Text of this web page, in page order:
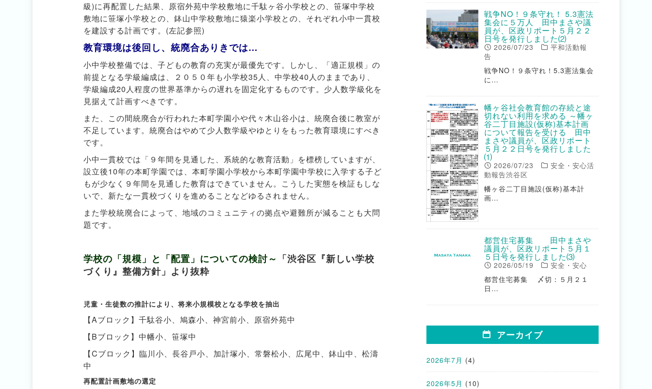
級)に再配置した結果、原宿外苑中学校敷地に千駄ヶ谷小学校との、笹塚中学校
敷地に笹塚小学校との、鉢山中学校敷地に猿楽小学校との、それぞれ小中一貫校
を建設する計画です。(左記参照)
教育環境は後回し、統廃合ありきでは…
小中学校整備では、子どもの教育の充実が最優先です。しかし、「適正規模」の
前提となる学級編成は、２０５０年も小学校35人、中学校40人のままであり、
学級編成20人程度の世界基準からの遅れを固定化するものです。少人数学級化を
見据えて計画すべきです。
また、この間統廃合が行われた本町学園小や代々木山谷小は、統廃合後に教室が
不足しています。統廃合はやめて少人数学級やゆとりをもった教育環境にすべき
です。
小中一貫校では「９年間を見通した、系統的な教育活動」を標榜していますが、
設立後10年の本町学園では、本町学園小学校から本町学園中学校に入学する子ど
もが少なく９年間を見通した教育はできていません。こうした実態を検証もしな
いで、新たな一貫校づくりを進めることなどゆるされません。
また学校統廃合によって、地域のコミュニティの拠点や避難所が減ることも大問
題です。
学校の「規模」と「配置」についての検討～ 「渋谷区『新しい学校
づくり』整備方針」より抜粋
児童・生徒数の推計により、将来小規模校となる学校を抽出
【Aブロック】千駄谷小、鳩森小、神宮前小、原宿外苑中
【Bブロック】中幡小、笹塚中
【Cブロック】臨川小、長谷戸小、加計塚小、常磐松小、広尾中、鉢山中、松濤
中
再配置計画敷地の選定
戦争NO！９条守れ！ 5.3憲法
集会に５万人 田中まさや議
員が、区政リポート５月２２
日号を発行しました⑵
2026/07/23
平和活動報
告
戦争NO！９条守れ！5.3憲法集会
に…
幡ヶ谷社会教育館の存続と途
切れない利用を求める ～幡ヶ
谷二丁目施設(仮称)基本計画
について報告を受ける 田中
まさや議員が、区政リポート
５月２２日号を発行しました
⑴
2026/07/23
安全・安心活
動報告渋谷区
幡ヶ谷二丁目施設(仮称)基本計
画…
都営住宅募集 田中まさや
議員が、区政リポート５月１
５日号を発行しました⑶
2026/05/19
安全・安心
都営住宅募集 〆切：５月２１
日…
アーカイブ
2026年7月 (4)
2026年5月 (10)